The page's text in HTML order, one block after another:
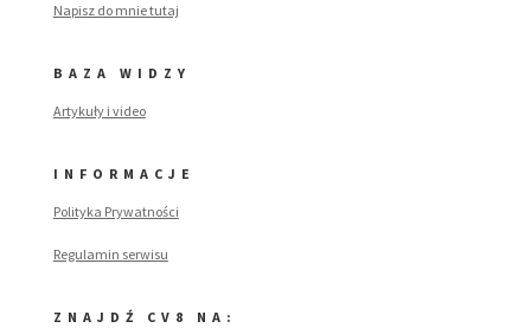
Napisz do mnie tutaj
BAZA WIDZY
Artykuły i video
INFORMACJE
Polityka Prywatności
Regulamin serwisu
ZNAJDŹ CV8 NA: